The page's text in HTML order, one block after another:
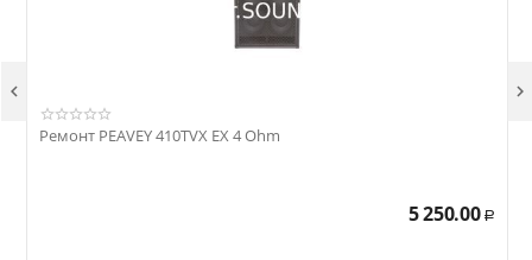
Ремонт PEAVEY 410TVX EX 4 Ohm
5 250.00 Р
 